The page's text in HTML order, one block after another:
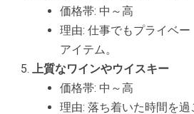
価格帯: 中～高
理由: 仕事でもプライベ
アイテム。
上質なワインやウイスキー
価格帯: 中～高
理由: 落ち着いた時間を